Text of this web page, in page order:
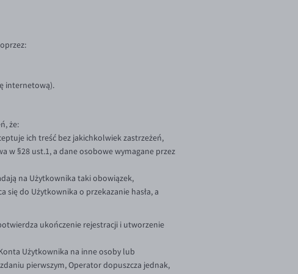
internetową).
że:
ich treść bez jakichkolwiek zastrzeżeń,
w §28 ust.1, a dane osobowe wymagane przez
na Użytkownika taki obowiązek,
się do Użytkownika o przekazanie hasła, a
ukończenie rejestracji i utworzenie
Użytkownika na inne osoby lub
pierwszym, Operator dopuszcza jednak,